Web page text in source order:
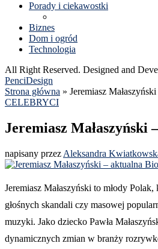
Porady i ciekawostki
Biznes
Dom i ogród
Technologia
All Right Reserved. Designed and
PenciDesign
Strona główna » Jeremiasz
CELEBRYCI
Jeremiasz
napisany przez Aleksandra
Jeremiasz Małaszyński to młody
głośnych skandali czy masowej
muzyki. Jako dziecko Pawła
dynamicznych zmian w branży